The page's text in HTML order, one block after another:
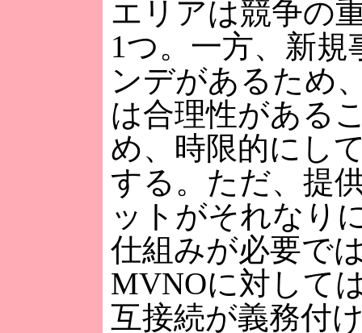
エリアは競争の
1つ。一方、新規
ンデがあるため
は合理性がある
め、時限的にし
する。ただ、提
ットがそれなり
仕組みが必要で
MVNOに対して
互接続が義務付